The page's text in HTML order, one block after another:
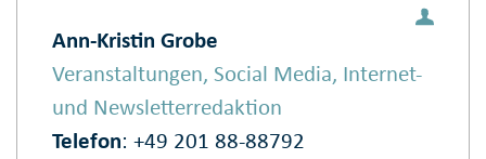
Ann-Kristin Grobe
Veranstaltungen, Social Media, Internet-
und Newsletterredaktion
Telefon: +49 201 88-88792